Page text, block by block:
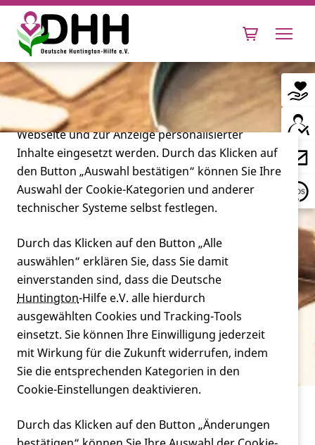
Leben mit Huntington
Forschung
Miteinander
Verein
Service
Posturale Instabilität
Cookie-Einstellungen
Diese Webseite setzt verschiedene Cookies und
Tracking-Tools ein. Dies beinhaltet Cookies und
Tracking-Tools, die für den Betrieb der Webseite
technisch notwendig sind, die zu statistischen
Zwecken sowie zur besseren Bedienbarkeit der
Webseite und zur Anzeige personalisierter
Inhalte eingesetzt werden. Durch das Klicken auf
den Button „Auswahl bestätigen“ können Sie Ihre
Auswahl der Cookie-Kategorien und anderer
technischer Systeme selbst festlegen.
Durch das Klicken auf den Button „Alle
auswählen“ erklären Sie, dass Sie damit
einverstanden sind, dass die Deutsche
Huntington-Hilfe e.V. alle hierdurch
ausgewählten Cookies und Tracking-Tools
einsetzt. Sie können Ihre Einwilligung jederzeit
mit Wirkung für die Zukunft widerrufen, indem
Sie die entsprechenden Kategorien in den
Cookie-Einstellungen deaktivieren.
Durch das Klicken auf den Button „Änderungen